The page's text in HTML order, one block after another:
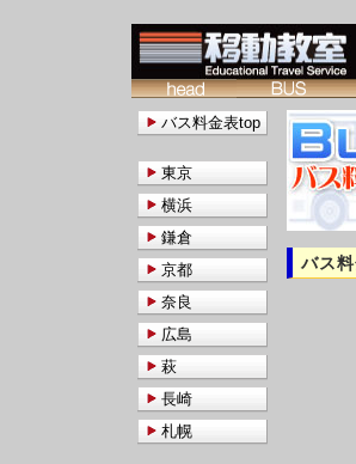
バス
バス料金表top
東京
横浜
鎌倉
京都
奈良
広島
萩
長崎
札幌